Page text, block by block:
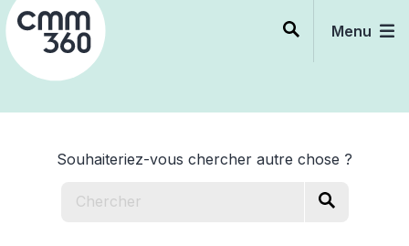
Skip
to
content
Menu
Souhaiteriez-vous chercher autre chose ?